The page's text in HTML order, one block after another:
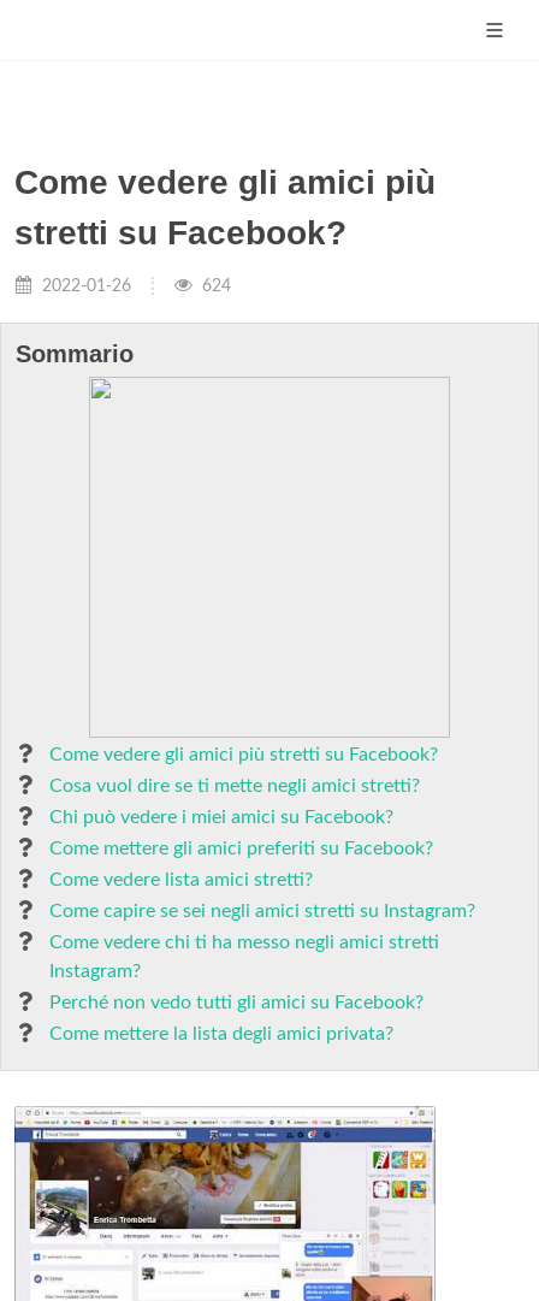
Come vedere gli amici più
stretti su Facebook?
2022-01-26 624
Sommario
Come vedere gli amici più stretti su Facebook?
Cosa vuol dire se ti mette negli amici stretti?
Chi può vedere i miei amici su Facebook?
Come mettere gli amici preferiti su Facebook?
Come vedere lista amici stretti?
Come capire se sei negli amici stretti su Instagram?
Come vedere chi ti ha messo negli amici stretti
Instagram?
Perché non vedo tutti gli amici su Facebook?
Come mettere la lista degli amici privata?